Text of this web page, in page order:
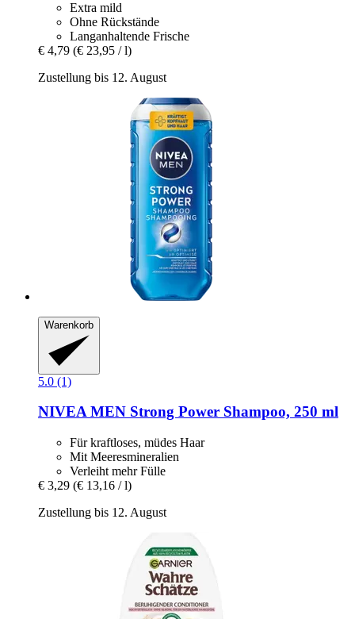
Extra mild
Ohne Rückstände
Langanhaltende Frische
€ 4,79 (€ 23,95 / l)
Zustellung bis 12. August
Warenkorb
5.0 (1)
NIVEAMEN Strong Power Shampoo, 250 ml
Für kraftloses, müdes Haar
Mit Meeresmineralien
Verleiht mehr Fülle
€ 3,29 (€ 13,16 / l)
Zustellung bis 12. August